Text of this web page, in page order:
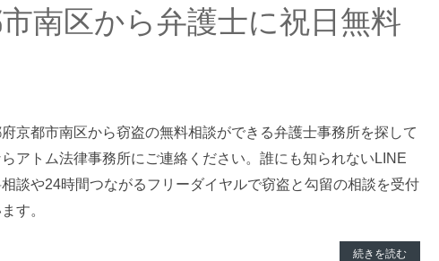
南区から弁護士に祝日無料
京都市南区から窃盗の無料相談ができる弁護士事務所を探して
らアトム法律事務所にご連絡ください。誰にも知られないLINE
談や24時間つながるフリーダイヤルで窃盗と勾留の相談を受付
す。
続きを読む